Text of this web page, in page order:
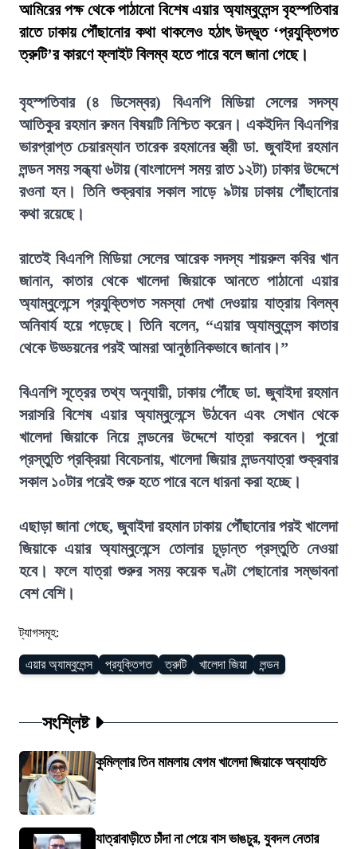
আমিরের পক্ষ থেকে পাঠানো বিশেষ এয়ার অ্যাম্বুলেন্স বৃহস্পতিবার
রাতে ঢাকায় পৌঁছানোর কথা থাকলেও হঠাৎ উদ্ভূত ‘প্রযুক্তিগত
ত্রুটি’র কারণে ফ্লাইট বিলম্ব হতে পারে বলে জানা গেছে।
বৃহস্পতিবার (৪ ডিসেম্বর) বিএনপি মিডিয়া সেলের সদস্য
আতিকুর রহমান রুমন বিষয়টি নিশ্চিত করেন। একইদিন বিএনপির
ভারপ্রাপ্ত চেয়ারম্যান তারেক রহমানের স্ত্রী ডা. জুবাইদা রহমান
লন্ডন সময় সন্ধ্যা ৬টায় (বাংলাদেশ সময় রাত ১২টা) ঢাকার উদ্দেশে
রওনা হন। তিনি শুক্রবার সকাল সাড়ে ৯টায় ঢাকায় পৌঁছানোর
কথা রয়েছে।
রাতেই বিএনপি মিডিয়া সেলের আরেক সদস্য শায়রুল কবির খান
জানান, কাতার থেকে খালেদা জিয়াকে আনতে পাঠানো এয়ার
অ্যাম্বুলেন্সে প্রযুক্তিগত সমস্যা দেখা দেওয়ায় যাত্রায় বিলম্ব
অনিবার্য হয়ে পড়েছে। তিনি বলেন, “এয়ার অ্যাম্বুলেন্স কাতার
থেকে উড্ডয়নের পরই আমরা আনুষ্ঠানিকভাবে জানাব।”
বিএনপি সূত্রের তথ্য অনুযায়ী, ঢাকায় পৌঁছে ডা. জুবাইদা রহমান
সরাসরি বিশেষ এয়ার অ্যাম্বুলেন্সে উঠবেন এবং সেখান থেকে
খালেদা জিয়াকে নিয়ে লন্ডনের উদ্দেশে যাত্রা করবেন। পুরো
প্রস্তুতি প্রক্রিয়া বিবেচনায়, খালেদা জিয়ার লন্ডনযাত্রা শুক্রবার
সকাল ১০টার পরেই শুরু হতে পারে বলে ধারনা করা হচ্ছে।
এছাড়া জানা গেছে, জুবাইদা রহমান ঢাকায় পৌঁছানোর পরই খালেদা
জিয়াকে এয়ার অ্যাম্বুলেন্সে তোলার চূড়ান্ত প্রস্তুতি নেওয়া
হবে। ফলে যাত্রা শুরুর সময় কয়েক ঘণ্টা পেছানোর সম্ভাবনা
বেশ বেশি।
ট্যাগসমূহ:
এয়ার অ্যাম্বুলেন্স প্রযুক্তিগত ত্রুটি খালেদা জিয়া লন্ডন
সংশ্লিষ্ট
কুমিল্লার তিন মামলায় বেগম খালেদা জিয়াকে অব্যাহতি
যাত্রাবাড়ীতে চাঁদা না পেয়ে বাস ভাঙচুর, যুবদল নেতার